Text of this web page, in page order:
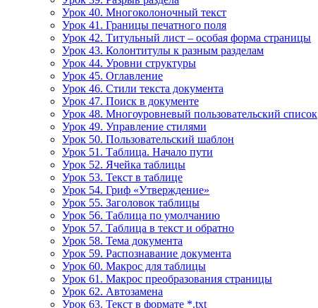
Урок 40. Многоколоночный текст
Урок 41. Границы печатного поля
Урок 42. Титульный лист – особая форма страницы
Урок 43. Колонтитулы к разным разделам
Урок 44. Уровни структуры
Урок 45. Оглавление
Урок 46. Стили текста документа
Урок 47. Поиск в документе
Урок 48. Многоуровневый пользовательский список
Урок 49. Управление стилями
Урок 50. Пользовательский шаблон
Урок 51. Таблица. Начало пути
Урок 52. Ячейка таблицы
Урок 53. Текст в таблице
Урок 54. Гриф «Утверждение»
Урок 55. Заголовок таблицы
Урок 56. Таблица по умолчанию
Урок 57. Таблица в текст и обратно
Урок 58. Тема документа
Урок 59. Распознавание документа
Урок 60. Макрос для таблицы
Урок 61. Макрос преобразования страницы
Урок 62. Автозамена
Урок 63. Текст в формате *.txt